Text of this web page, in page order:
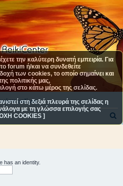
μαζί μας
has an identity.
την καλύτερη δυνατή εμπειρία. Για
forum ή/και να συνδεθείτε
των cookies, το οποίο σημαίνει και
πολιτικής μας,
στο κάτω μέρος της σελίδας.
στη δεξιά πλευρά της σελίδας η
με τη γλώσσα επιλογής σας
COOKIES ]